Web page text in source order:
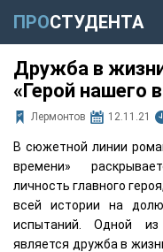
ПРОСТУДЕНТА
Дружба в
«Герой нашего
Лермонтов 12.11.21
В сюжетной линии
времени»
личность главного
всей истории на
испытаний. Одной из
является дружба в